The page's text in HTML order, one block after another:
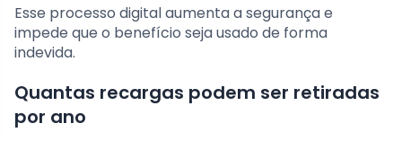
Esse processo digital aumenta a segurança e
impede que o benefício seja usado de forma
indevida.
Quantas recargas podem ser retiradas
por ano